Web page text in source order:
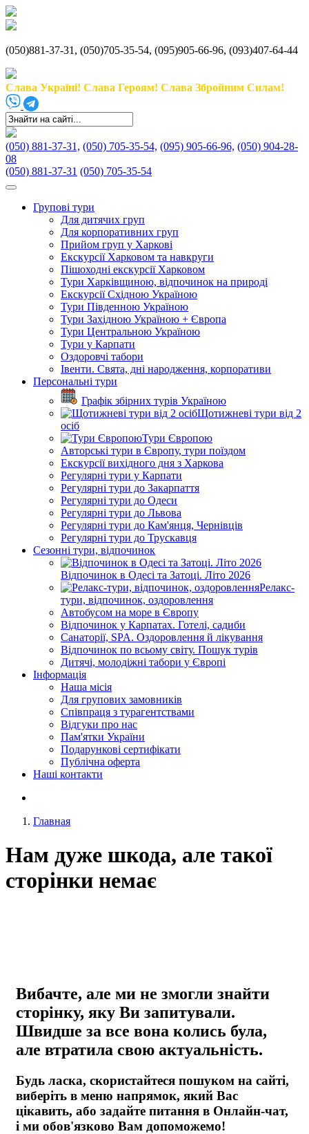
(050)881-37-31, (050)705-35-54, (095)905-66-96, (093)407-64-44
Слава Україні! Слава Героям! Слава Збройним Силам!
(050) 881-37-31, (050) 705-35-54, (095) 905-66-96, (050) 904-28-
08
(050) 881-37-31 (050) 705-35-54
Групові тури
Для дитячих груп
Для корпоративних груп
Прийом груп у Харкові
Екскурсії Харковом та навкруги
Пішоходні екскурсії Харковом
Тури Харківщиною, відпочинок на природі
Екскурсії Східною Україною
Тури Південною Україною
Тури Західною Україною + Європа
Тури Центральною Україною
Тури у Карпати
Оздоровчі табори
Івенти. Свята, дні народження, корпоративи
Персональні тури
Графік збірних турів Україною
Щотижневі тури від 2
осіб
Тури Європою
Авторські тури в Європу, тури поїздом
Екскурсії вихідного дня з Харкова
Регулярні тури у Карпати
Регулярні тури до Закарпаття
Регулярні тури до Одеси
Регулярні тури до Львова
Регулярні тури до Кам'янця, Чернівців
Регулярні тури до Трускавця
Сезонні тури, відпочинок
Відпочинок в Одесі та Затоці. Літо 2026
Релакс-
тури, відпочинок, оздоровлення
Автобусом на море в Європу
Відпочинок у Карпатах. Готелі, садиби
Санаторії, SPA. Оздоровлення й лікування
Відпочинок по всьому світу. Пошук турів
Дитячі, молодіжні табори у Європі
Інформація
Наша місія
Для групових замовників
Співпраця з турагентствами
Відгуки про нас
Пам'ятки України
Подарункові сертифікати
Публічна оферта
Наші контакти
Главная
Нам дуже шкода, але такої
сторінки немає
Вибачте, але ми не змогли знайти
сторінку, яку Ви запитували.
Швидше за все вона колись була,
але втратила свою актуальність.
Будь ласка, скористайтеся пошуком на сайті,
виберіть в меню напрямок, який Вас
цікавить, або задайте питання в Онлайн-чат,
і ми обов'язково Вам допоможемо!